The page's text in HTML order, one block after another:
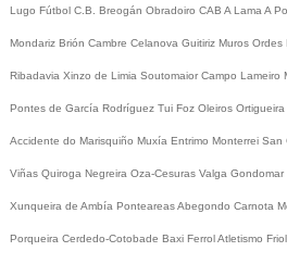
Lugo Fútbol C.B. Breogán Obradoiro CAB A Lama A
Mondariz Brión Cambre Celanova Guitiriz Muros Ordes
Ribadavia Xinzo de Limia Soutomaior Campo Lameiro
Pontes de García Rodríguez Tui Foz Oleiros Ortigueira
Accidente do Marisquiño Muxía Entrimo Monterrei San
Viñas Quiroga Negreira Oza-Cesuras Valga Gondomar
Xunqueira de Ambía PonteareasAbegondo Carnota
Porqueira Cerdedo-Cotobade Baxi FerrolAtletismo Friol